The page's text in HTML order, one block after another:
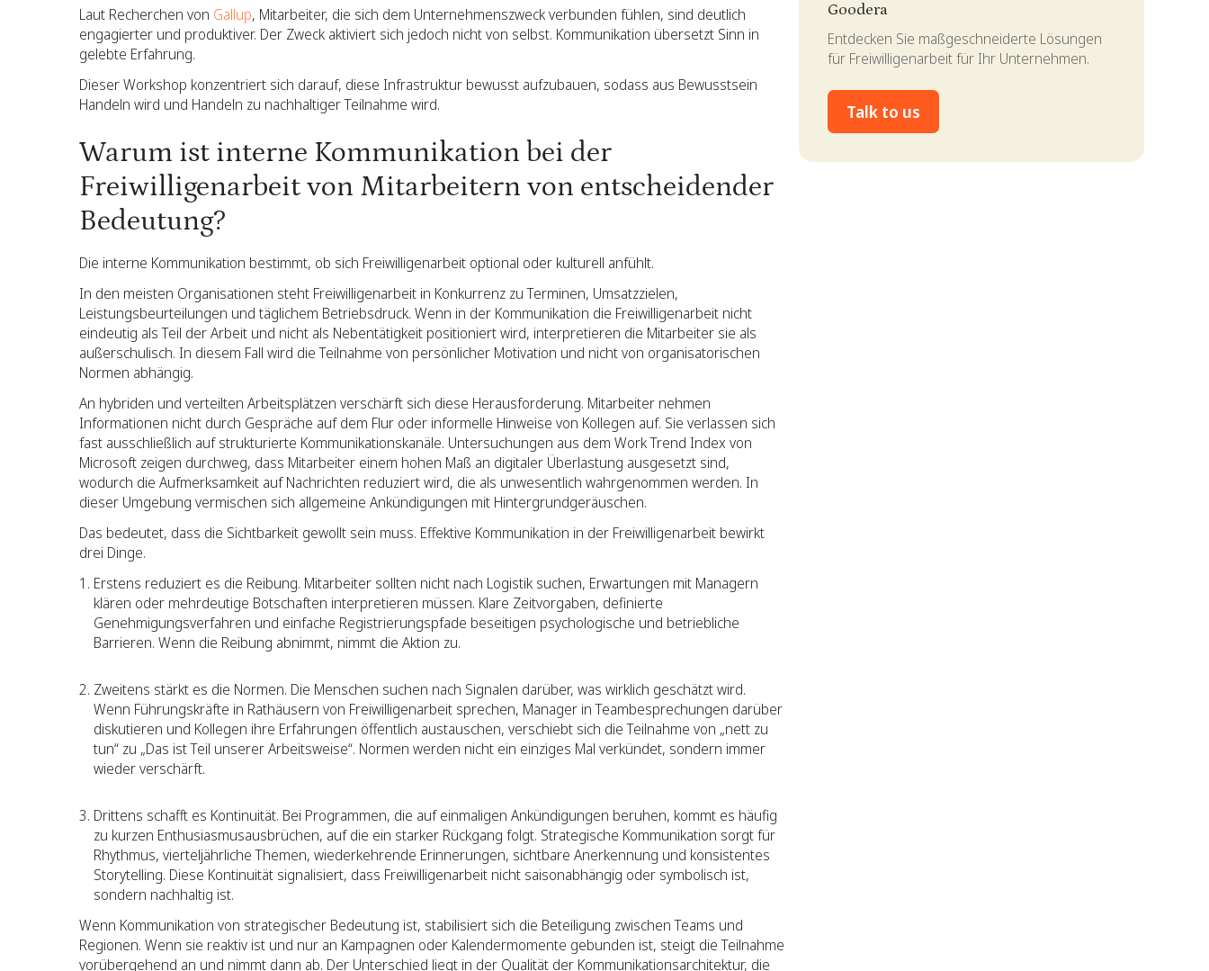
Laut Recherchen von Gallup, Mitarbeiter, die sich dem Unternehmenszweck verbunden fühlen, sind deutlich
engagierter und produktiver. Der Zweck aktiviert sich jedoch nicht von selbst. Kommunikation übersetzt Sinn in
gelebte Erfahrung.
Dieser Workshop konzentriert sich darauf, diese Infrastruktur bewusst aufzubauen, sodass aus Bewusstsein
Handeln wird und Handeln zu nachhaltiger Teilnahme wird.
Warum ist interne Kommunikation bei der
Freiwilligenarbeit von Mitarbeitern von entscheidender
Bedeutung?
Die interne Kommunikation bestimmt, ob sich Freiwilligenarbeit optional oder kulturell anfühlt.
In den meisten Organisationen steht Freiwilligenarbeit in Konkurrenz zu Terminen, Umsatzzielen,
Leistungsbeurteilungen und täglichem Betriebsdruck. Wenn in der Kommunikation die Freiwilligenarbeit nicht
eindeutig als Teil der Arbeit und nicht als Nebentätigkeit positioniert wird, interpretieren die Mitarbeiter sie als
außerschulisch. In diesem Fall wird die Teilnahme von persönlicher Motivation und nicht von organisatorischen
Normen abhängig.
An hybriden und verteilten Arbeitsplätzen verschärft sich diese Herausforderung. Mitarbeiter nehmen
Informationen nicht durch Gespräche auf dem Flur oder informelle Hinweise von Kollegen auf. Sie verlassen sich
fast ausschließlich auf strukturierte Kommunikationskanäle. Untersuchungen aus dem Work Trend Index von
Microsoft zeigen durchweg, dass Mitarbeiter einem hohen Maß an digitaler Überlastung ausgesetzt sind,
wodurch die Aufmerksamkeit auf Nachrichten reduziert wird, die als unwesentlich wahrgenommen werden. In
dieser Umgebung vermischen sich allgemeine Ankündigungen mit Hintergrundgeräuschen.
Das bedeutet, dass die Sichtbarkeit gewollt sein muss. Effektive Kommunikation in der Freiwilligenarbeit bewirkt
drei Dinge.
Erstens reduziert es die Reibung. Mitarbeiter sollten nicht nach Logistik suchen, Erwartungen mit Managern
klären oder mehrdeutige Botschaften interpretieren müssen. Klare Zeitvorgaben, definierte
Genehmigungsverfahren und einfache Registrierungspfade beseitigen psychologische und betriebliche
Barrieren. Wenn die Reibung abnimmt, nimmt die Aktion zu.
Zweitens stärkt es die Normen. Die Menschen suchen nach Signalen darüber, was wirklich geschätzt wird.
Wenn Führungskräfte in Rathäusern von Freiwilligenarbeit sprechen, Manager in Teambesprechungen darüber
diskutieren und Kollegen ihre Erfahrungen öffentlich austauschen, verschiebt sich die Teilnahme von „nett zu
tun“ zu „Das ist Teil unserer Arbeitsweise“. Normen werden nicht ein einziges Mal verkündet, sondern immer
wieder verschärft.
Drittens schafft es Kontinuität. Bei Programmen, die auf einmaligen Ankündigungen beruhen, kommt es häufig
zu kurzen Enthusiasmusausbrüchen, auf die ein starker Rückgang folgt. Strategische Kommunikation sorgt für
Rhythmus, vierteljährliche Themen, wiederkehrende Erinnerungen, sichtbare Anerkennung und konsistentes
Storytelling. Diese Kontinuität signalisiert, dass Freiwilligenarbeit nicht saisonabhängig oder symbolisch ist,
sondern nachhaltig ist.
Wenn Kommunikation von strategischer Bedeutung ist, stabilisiert sich die Beteiligung zwischen Teams und
Regionen. Wenn sie reaktiv ist und nur an Kampagnen oder Kalendermomente gebunden ist, steigt die Teilnahme
vorübergehend an und nimmt dann ab. Der Unterschied liegt in der Qualität der Kommunikationsarchitektur, die
Goodera
Entdecken Sie maßgeschneiderte Lösungen
für Freiwilligenarbeit für Ihr Unternehmen.
Talk to us